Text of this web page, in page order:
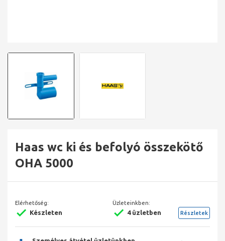
Haas wc ki és befolyó összekötő
OHA 5000
Elérhetőség:
Készleten
Üzleteinkben:
4 üzletben Részletek